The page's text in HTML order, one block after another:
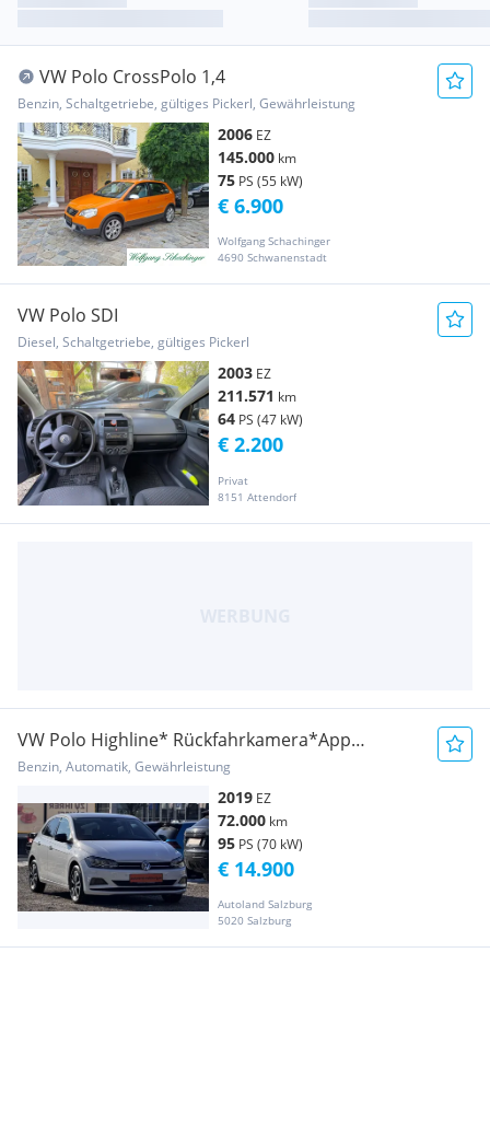
VW Polo CrossPolo 1,4
Benzin, Schaltgetriebe, gültiges Pickerl, Gewährleistung
2006 EZ
145.000 km
75 PS (55 kW)
Wolfgang Schachinger
4690 Schwanenstadt
€ 6.900
VW Polo SDI
Diesel, Schaltgetriebe, gültiges Pickerl
2003 EZ
211.571 km
64 PS (47 kW)
Privat
8151 Attendorf
€ 2.200
VW Polo Highline* Rückfahrkamera*App
Connect*
Benzin, Automatik, Gewährleistung
2019 EZ
72.000 km
95 PS (70 kW)
Autoland Salzburg
5020 Salzburg
€ 14.900